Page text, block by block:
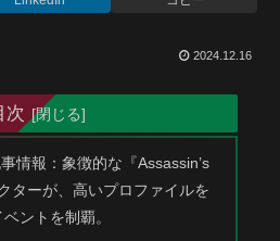
2024.12.16
次
情報：象徴的な『Assassin’s
ターが、高いプロファイルを
ントを制覇。